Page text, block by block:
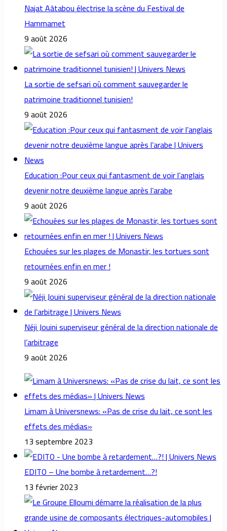
Najat Aâtabou électrise la scène du Festival de
Hammamet
9 août 2026
La sortie de sefsari où comment sauvegarder le
patrimoine traditionnel tunisien!
9 août 2026
Education :Pour ceux qui fantasment de voir l’anglais
devenir notre deuxième langue après l’arabe
9 août 2026
Echouées sur les plages de Monastir, les tortues sont
retournées enfin en mer !
9 août 2026
Néji Jouini superviseur général de la direction nationale de
l’arbitrage
9 août 2026
Limam à Universnews: «Pas de crise du lait, ce sont les
effets des médias»
13 septembre 2023
EDITO – Une bombe à retardement…?!
13 février 2023